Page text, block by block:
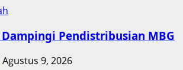
Pendistribusian MBG
Agustus 9, 2026